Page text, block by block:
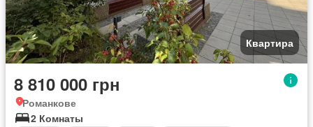
Квартира
8 810 000 грн
Романкове
2 Комнаты